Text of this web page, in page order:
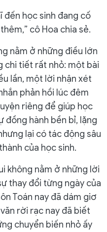
đến học sinh đang cố
cô Hoa chia sẻ.
nằm ở những điều lớn
chi tiết rất nhỏ: một bài
lần, một lời nhận xét
phản hồi lúc đêm
riêng để giúp học
đồng hành bền bỉ, lặng
lại có tác động sâu
của học sinh.
không nằm ở những lời
thay đổi từng ngày của
Toán nay đã dám giơ
rời rạc nay đã biết
chuyển biến nhỏ ấy